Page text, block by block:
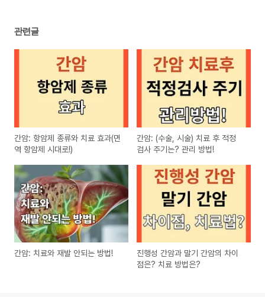
관련글
간암: 항암제 종류와 치료 효과(면
역 항암제 시대로!)
간암: (수술, 시술) 치료 후 적정
검사 주기는? 관리 방법!
간암: 치료와 재발 안되는 방법!
진행성 간암과 말기 간암의 차이
점은? 치료 방법은?